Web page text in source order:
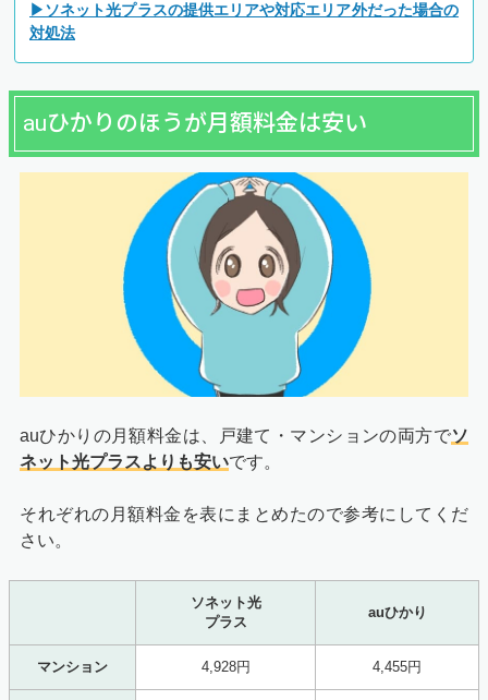
▶ソネット光プラスの提供エリアや対応エリア外だった場合の
対処法
auひかりのほうが月額料金は安い
auひかりの月額料金は、戸建て・マンションの両方でソ
ネット光プラスよりも安いです。
それぞれの月額料金を表にまとめたので参考にしてくだ
さい。
ソネット光
プラス
auひかり
マンション 4,928円 4,455円